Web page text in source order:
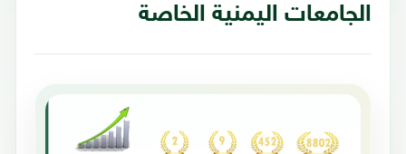
الجامعات اليمنية الخاصة